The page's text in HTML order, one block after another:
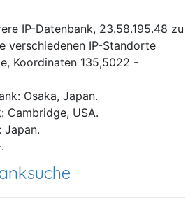
IP-Datenbank, 23.58.195.48 zu
verschiedenen IP-Standorte
Koordinaten 135,5022 -
Osaka, Japan.
Cambridge, USA.
Japan.